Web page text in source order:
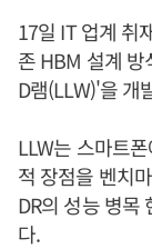
17일 IT 업계 취
존 HBM 설계
D램(LLW)'을 개
LLW는 스마트
적 장점을 벤치
DR의 성능 병목
다.